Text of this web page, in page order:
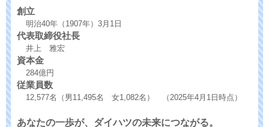
創立
明治40年（1907年）3月1日
代表取締役社長
井上 雅宏
資本金
284億円
従業員数
12,577名（男11,495名 女1,082名） （2025年4月1日時点）
あなたの一歩が、ダイハツの未来につながる。